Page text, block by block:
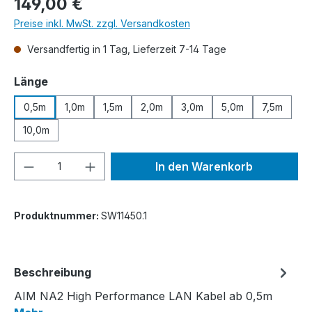
Preise inkl. MwSt. zzgl. Versandkosten
Versandfertig in 1 Tag, Lieferzeit 7-14 Tage
Längeauswählen
0,5m 1,0m 1,5m 2,0m 3,0m 5,0m
7,5m
10,0m
Produkt Anzahl: Gib denIn den Warenkorb
Produktnummer: SW11450.1
Beschreibung
AIM NA2 High Performance LAN Kabel ab 0,5m